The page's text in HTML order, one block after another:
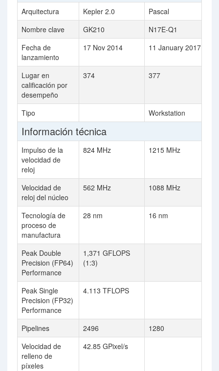
Arquitectura Kepler 2.0
Pascal
Nombre clave
GK210
N17E-Q1
Fecha de
lanzamiento
17 Nov 2014 11 January 2017
Lugar en
calificación por
desempeño
374 377
Tipo Workstation
Información técnica
Impulso de la
velocidad de
reloj
824 MHz 1215 MHz
Velocidad de
reloj del núcleo
562 MHz 1088 MHz
Tecnología de
proceso de
manufactura
28 nm 16 nm
Peak Double
Precision (FP64)
Performance
1,371 GFLOPS
(1:3)
Peak Single
Precision (FP32)
Performance
4.113 TFLOPS
Pipelines 2496
1280
Velocidad de
relleno de
píxeles
42.85 GPixel/s